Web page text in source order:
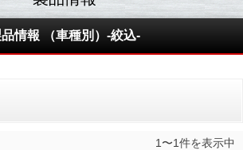
情報 （車種別）-絞込-
1〜1件を表示中